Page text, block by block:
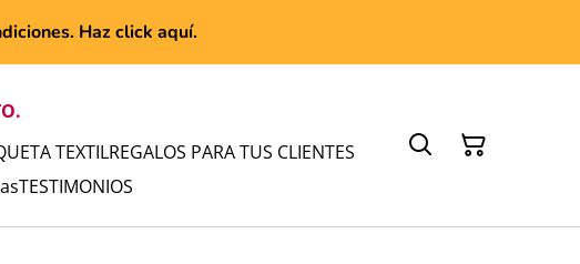
Haz click aquí.
TEXTILREGALOS PARA TUS CLIENTES
TESTIMONIOS